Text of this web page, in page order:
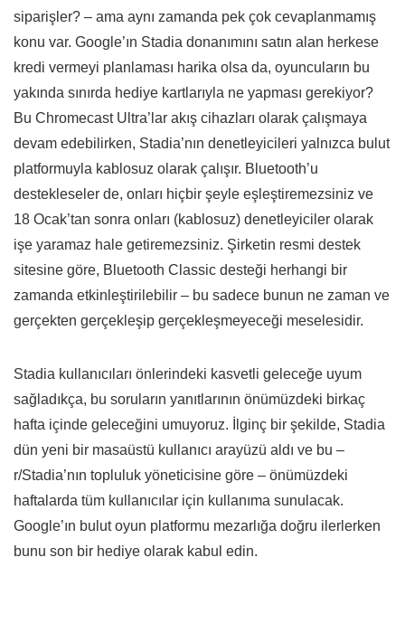
siparişler? – ama aynı zamanda pek çok cevaplanmamış
konu var. Google’ın Stadia donanımını satın alan herkese
kredi vermeyi planlaması harika olsa da, oyuncuların bu
yakında sınırda hediye kartlarıyla ne yapması gerekiyor?
Bu Chromecast Ultra’lar akış cihazları olarak çalışmaya
devam edebilirken, Stadia’nın denetleyicileri yalnızca bulut
platformuyla kablosuz olarak çalışır. Bluetooth’u
destekleseler de, onları hiçbir şeyle eşleştiremezsiniz ve
18 Ocak’tan sonra onları (kablosuz) denetleyiciler olarak
işe yaramaz hale getiremezsiniz. Şirketin resmi destek
sitesine göre, Bluetooth Classic desteği herhangi bir
zamanda etkinleştirilebilir – bu sadece bunun ne zaman ve
gerçekten gerçekleşip gerçekleşmeyeceği meselesidir.
Stadia kullanıcıları önlerindeki kasvetli geleceğe uyum
sağladıkça, bu soruların yanıtlarının önümüzdeki birkaç
hafta içinde geleceğini umuyoruz. İlginç bir şekilde, Stadia
dün yeni bir masaüstü kullanıcı arayüzü aldı ve bu –
r/Stadia’nın topluluk yöneticisine göre – önümüzdeki
haftalarda tüm kullanıcılar için kullanıma sunulacak.
Google’ın bulut oyun platformu mezarlığa doğru ilerlerken
bunu son bir hediye olarak kabul edin.